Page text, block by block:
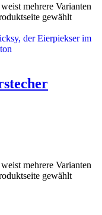
mehrere Varianten
gewählt
mehrere Varianten
gewählt